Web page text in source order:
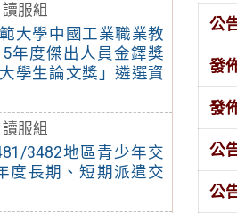
讀服組
大學中國工業職業教
年度傑出人員金鐸獎
學生論文獎」遴選資
讀服組
3482地區青少年交
度長期、短期派遣交
公
發
發
公
公